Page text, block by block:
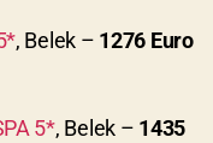
, Belek – 1276 Euro
5*, Belek – 1435